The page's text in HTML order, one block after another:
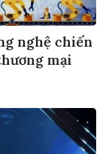
nghệ chiến
mại